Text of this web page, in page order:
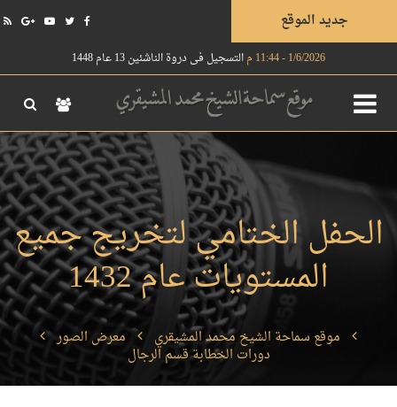
جديد الموقع
1/6/2026 - 11:44 م التسجيل في دروة الناشئين 13 عام 1448
الحفل الختامي لتخريج جميع
المستويات عام 1432
موقع سماحة الشيخ محمد المشيقري معرض الصور
دورات الخطابة قسم الرجال